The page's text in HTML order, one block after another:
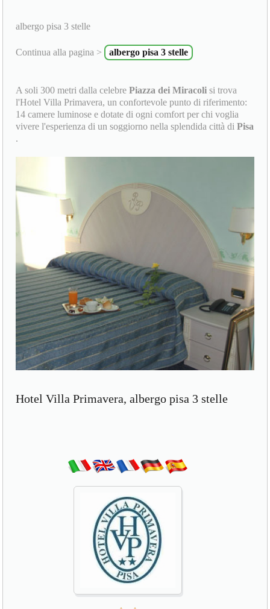
albergo pisa 3 stelle
Continua alla pagina > albergo pisa 3 stelle
A soli 300 metri dalla celebrePiazza dei Miracoli si trova
l'Hotel Villa Primavera, un confortevole punto di riferimento:
14 camere luminose e dotate di ogni comfort per chi voglia
vivere l'esperienza di un soggiorno nella splendida città diPisa
.
Hotel Villa Primavera, albergo pisa 3 stelle